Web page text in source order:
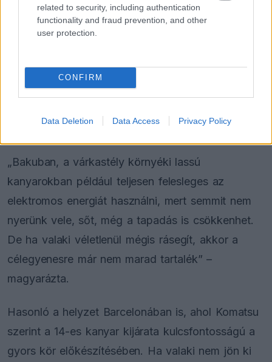
related to security, including authentication
functionality and fraud prevention, and other
user protection.
CONFIRM
Data Deletion Data Access Privacy Policy
Ha egy pilóta egy kör során rosszkor gyorsít fel,
például túl korán használja az elektromos
hosszú egyenesben már nem marad elég energia
a maximális gyorsításhoz. Ez nemcsak a köridőt
tönkreteheti.
„Bakuban, a várkastély környéki lassú
kanyarokban például teljesen felesleges az
elektromos energiát használni, mert semmit nem
nyerünk vele, sőt, még a tapadás is csökkenhet.
De ha valaki véletlenül mégis rásegít, akkor a
célegyenesre már nem marad tartalék” –
magyarázta.
Hasonló a helyzet Barcelonában is, ahol Komatsu
szerint a 14-es kanyar kijárata kulcsfontosságú a
gyors kör előkészítésében. Ha valaki nem jön ki